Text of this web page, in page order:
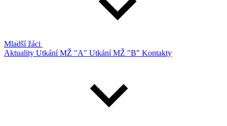
Mladší žáci
Aktuality Utkání MŽ "A" Utkání MŽ "B" Kontakty